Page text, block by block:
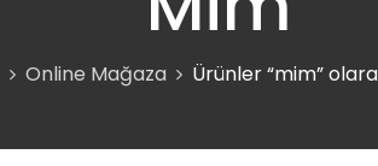
Online Mağaza Ürünler “mim”